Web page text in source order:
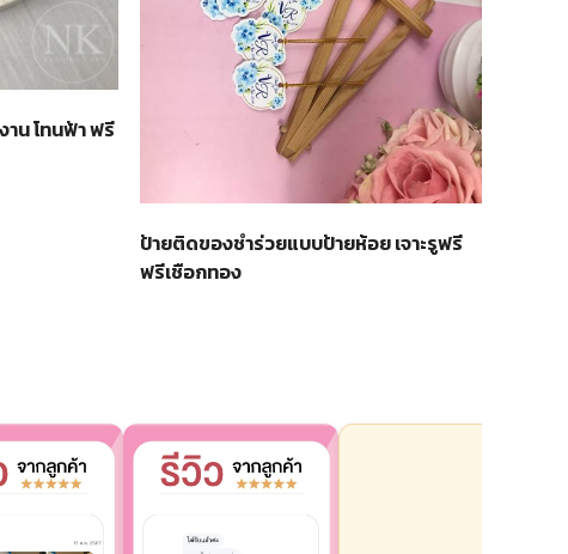
น โทนฟ้า ฟรี
ป้ายติดของชำร่วยแบบป้ายห้อย เจาะรูฟรี
ฟรีเชือกทอง